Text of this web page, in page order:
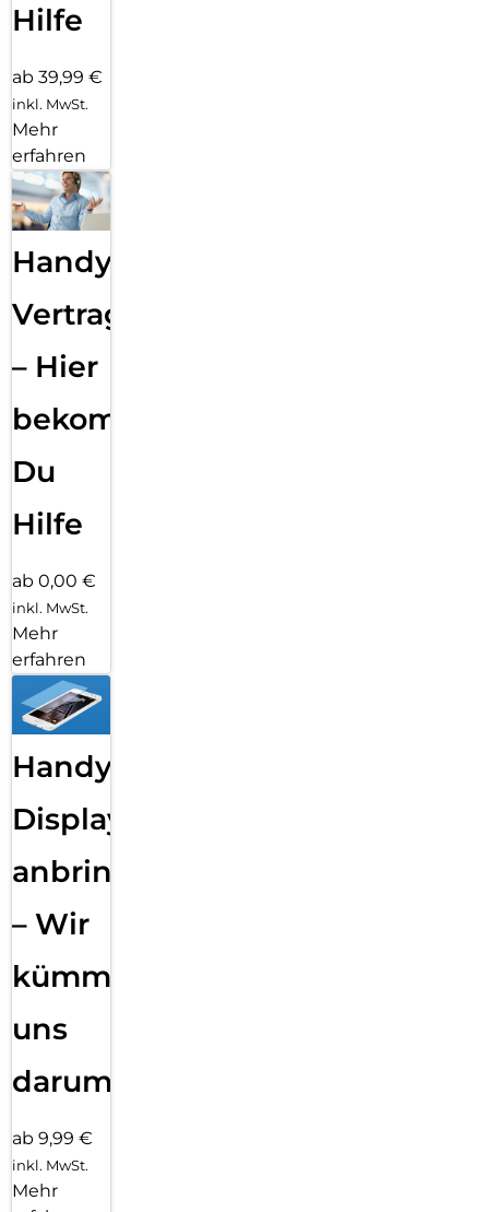
Hilfe
ab 39,99 €
inkl. MwSt.
Mehr
erfahren
Handy
Vertragsabwicklung
– Hier
bekommst
Du
Hilfe
ab 0,00 €
inkl. MwSt.
Mehr
erfahren
Handy
Displayfolie
anbringen
– Wir
kümmern
uns
darum!
ab 9,99 €
inkl. MwSt.
Mehr